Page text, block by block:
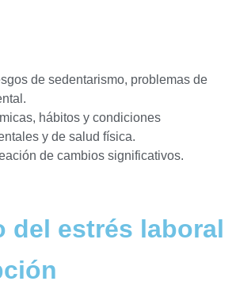
de sedentarismo, problemas de
hábitos y condiciones
y de salud física.
de cambios significativos.
del estrés laboral